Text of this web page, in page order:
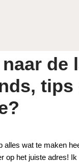
de
tips
alles wat te maken
op het juiste adres! Ik